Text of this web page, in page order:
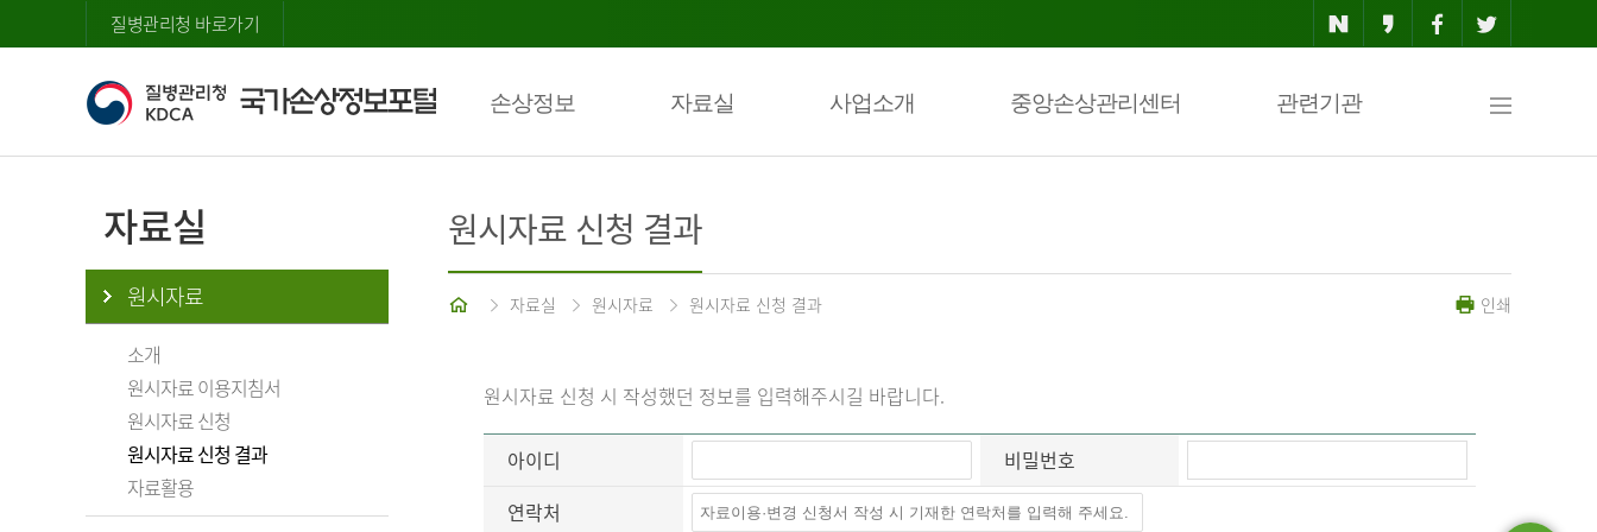
질병관리청 바로가기
손상정보 자료실 사업소개 중앙손상관리센터 관련기관
자료실
원시자료
소개
원시자료 이용지침서
원시자료 신청
원시자료 신청 결과
자료활용
원시자료 신청 결과
홈 자료실 원시자료 원시자료 신청 결과 인쇄
원시자료 신청 시 작성했던 정보를 입력해주시길 바랍니다.
아이디
비밀번호
연락처